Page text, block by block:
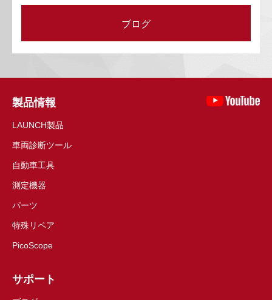
ブログ
製品情報
LAUNCH製品
車両診断ツール
自動車工具
測定機器
パーツ
特殊リペア
PicoScope
サポート